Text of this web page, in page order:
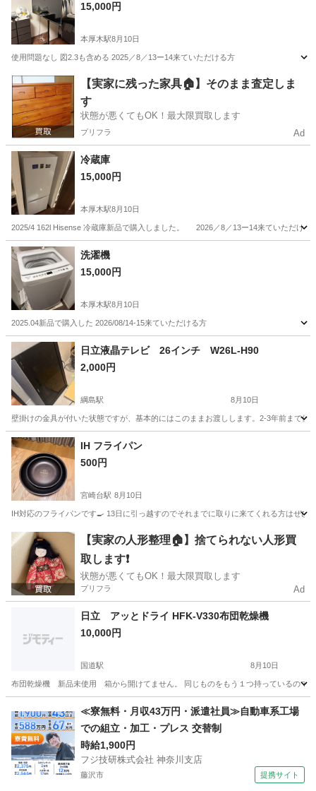
15,000円
本厚木駅8月10日
使用問題なし 図2.3も含める 2025／8／13ー14来ていただける方
神奈川 厚木市 本厚木駅 テレビ
【実家に残った家具🏠】そのまま査定しま
す
状態が悪くてもOK！最大限買取します
プリフラ Ad
冷蔵庫
15,000円
本厚木駅8月10日
2025/4 162l Hisense 冷蔵庫新品で購入しました。 2026／8／13ー14来ていただける
神奈川 厚木市 本厚木駅
洗濯機
15,000円
本厚木駅8月10日
2025.04新品で購入した 2026/08/14-15来ていただける方
神奈川 厚木市 本厚木駅 生活家電
日立液晶テレビ 26インチ W26L-H90
2,000円
綱島駅 8月10日
壁掛けの金具が付いた状態ですが、基本的にはこのままお渡しします。2-3年前まで
神奈川 横浜市 綱島駅
IH フライパン
500円
宮崎台駅 8月10日
IH対応のフライパンです🍳 13日に引っ越すのでそれまでに取りに来てくれる方はぜひ
神奈川 川崎市 宮崎台駅 キッチン家電 フライパン
【実家の人形整理🏠】捨てられない人形買
取します❗️
状態が悪くてもOK！最大限買取します
プリフラ Ad
日立 アッとドライ HFK-V330布団乾燥機
10,000円
国道駅 8月10日
布団乾燥機 新品未使用 箱から開けてません。 同じものをもう１つ持っているので
国道駅 季節、空調家電 HFK
≪寮無料・月収43万円・派遣社員≫自動車系工場
での組立・加工・プレス 交替制
時給1,900円
フジ技研株式会社 神奈川支店
藤沢市 提携サイト